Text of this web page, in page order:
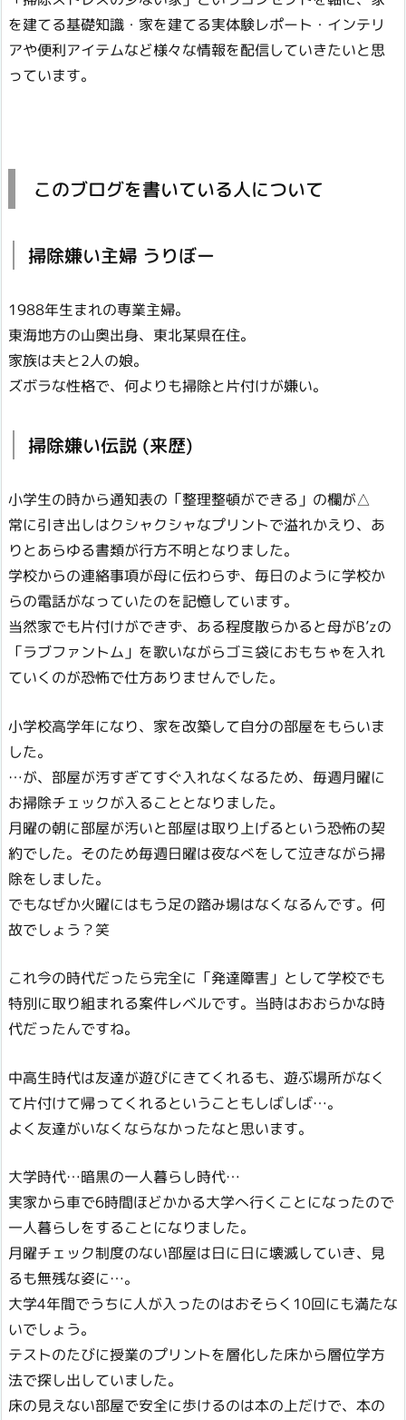
を建てる基礎知識・家を建てる実体験レポート・インテリ
アや便利アイテムなど様々な情報を配信していきたいと思
っています。
このブログを書いている人について
掃除嫌い主婦 うりぼー
1988年生まれの専業主婦。
東海地方の山奥出身、東北某県在住。
家族は夫と2人の娘。
ズボラな性格で、何よりも掃除と片付けが嫌い。
掃除嫌い伝説 (来歴)
小学生の時から通知表の「整理整頓ができる」の欄が△
常に引き出しはクシャクシャなプリントで溢れかえり、あ
りとあらゆる書類が行方不明となりました。
学校からの連絡事項が母に伝わらず、毎日のように学校か
らの電話がなっていたのを記憶しています。
当然家でも片付けができず、ある程度散らかると母がB’zの
「ラブファントム」を歌いながらゴミ袋におもちゃを入れ
ていくのが恐怖で仕方ありませんでした。
小学校高学年になり、家を改築して自分の部屋をもらいま
した。
…が、部屋が汚すぎてすぐ入れなくなるため、毎週月曜に
お掃除チェックが入ることとなりました。
月曜の朝に部屋が汚いと部屋は取り上げるという恐怖の契
約でした。そのため毎週日曜は夜なべをして泣きながら掃
除をしました。
でもなぜか火曜にはもう足の踏み場はなくなるんです。何
故でしょう？笑
これ今の時代だったら完全に「発達障害」として学校でも
特別に取り組まれる案件レベルです。当時はおおらかな時
代だったんですね。
中高生時代は友達が遊びにきてくれるも、遊ぶ場所がなく
て片付けて帰ってくれるということもしばしば…。
よく友達がいなくならなかったなと思います。
大学時代…暗黒の一人暮らし時代…
実家から車で6時間ほどかかる大学へ行くことになったので
一人暮らしをすることになりました。
月曜チェック制度のない部屋は日に日に壊滅していき、見
るも無残な姿に…。
大学4年間でうちに人が入ったのはおそらく10回にも満たな
いでしょう。
テストのたびに授業のプリントを層化した床から層位学方
法で探し出していました。
床の見えない部屋で安全に歩けるのは本の上だけで、本の